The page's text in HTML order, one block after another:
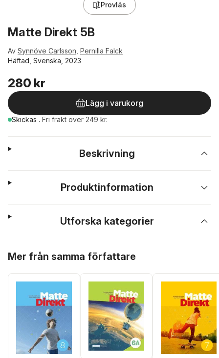
Provläs
Matte Direkt 5B
Av Synnöve Carlsson Pernilla Falck
Häftad, Svenska, 2023
280 kr
Lägg i varukorg
Skickas . Fri frakt över 249 kr.
Beskrivning
Produktinformation
Utforska kategorier
Mer från samma författare